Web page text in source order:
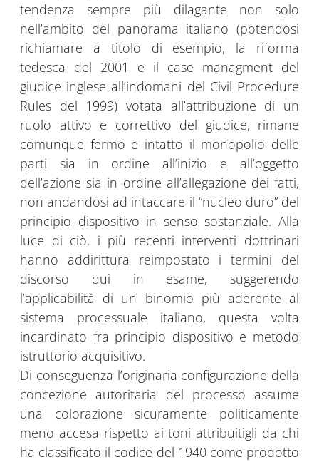
tendenza sempre più dilagante non solo
nell’ambito del panorama italiano (potendosi
richiamare a titolo di esempio, la riforma
tedesca del 2001 e il case managment del
giudice inglese all’indomani del Civil Procedure
Rules del 1999) votata all’attribuzione di un
ruolo attivo e correttivo del giudice, rimane
comunque fermo e intatto il monopolio delle
parti sia in ordine all’inizio e all’oggetto
dell’azione sia in ordine all’allegazione dei fatti,
non andandosi ad intaccare il “nucleo duro” del
principio dispositivo in senso sostanziale. Alla
luce di ciò, i più recenti interventi dottrinari
hanno addirittura reimpostato i termini del
discorso qui in esame, suggerendo
l’applicabilità di un binomio più aderente al
sistema processuale italiano, questa volta
incardinato fra principio dispositivo e metodo
istruttorio acquisitivo.
Di conseguenza l’originaria configurazione della
concezione autoritaria del processo assume
una colorazione sicuramente politicamente
meno accesa rispetto ai toni attribuitigli da chi
ha classificato il codice del 1940 come prodotto